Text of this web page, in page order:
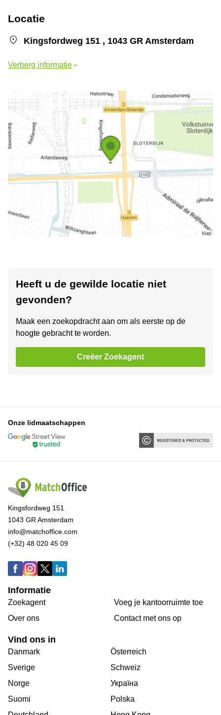
Locatie
Kingsfordweg 151 , 1043 GR Amsterdam
Verberg informatie
Heeft u de gewilde locatie niet
gevonden?
Maak een zoekopdracht aan om als eerste op de
hoogte gebracht te worden.
Creëer Zoekagent
Onze lidmaatschappen
Kingsfordweg 151
1043 GR Amsterdam
info@matchoffice.com
(+32) 48 020 45 09
Informatie
Zoekagent
Over ons
Voeg je kantoorruimte toe
Сontact met ons op
Vind ons in
Danmark
Sverige
Norge
Suomi
Österreich
Schweiz
Україна
Polska